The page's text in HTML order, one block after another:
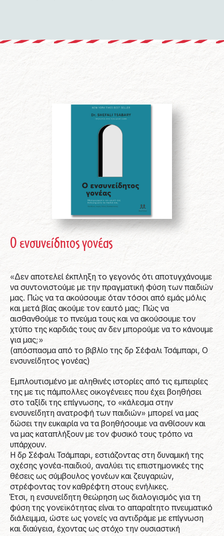
Ο ενσυνείδητος γονέας
«Δεν αποτελεί έκπληξη το γεγονός ότι αποτυγχάνουμε
να συντονιστούμε με την πραγματική φύση των παιδιών
μας. Πώς να τα ακούσουμε όταν τόσοι από εμάς μόλις
και μετά βίας ακούμε τον εαυτό μας; Πώς να
αισθανθούμε το πνεύμα τους και να ακούσουμε τον
χτύπο της καρδιάς τους αν δεν μπορούμε να το κάνουμε
για μας;»
(απόσπασμα από το βιβλίο της δρ Σέφαλι Τσάμπαρι, Ο
ενσυνείδητος γονέας)
Εμπλουτισμένο με αληθινές ιστορίες από τις εμπειρίες
της με τις πάμπολλες οικογένειες που έχει βοηθήσει
στο ταξίδι της επίγνωσης, το «κάλεσμα στην
ενσυνείδητη ανατροφή των παιδιών» μπορεί να μας
δώσει την ευκαιρία να τα βοηθήσουμε να ανθίσουν και
να μας καταπλήξουν με τον φυσικό τους τρόπο να
υπάρχουν.
Η δρ Σέφαλι Τσάμπαρι, εστιάζοντας στη δυναμική της
σχέσης γονέα-παιδιού, αναλύει τις επιστημονικές της
θέσεις ως σύμβουλος γονέων και ζευγαριών,
στρέφοντας τον καθρέφτη στους ενήλικες.
Έτσι, η ενσυνείδητη θεώρηση ως διαλογισμός για τη
φύση της γονεϊκότητας είναι το απαραίτητο πνευματικό
διάλειμμα, ώστε ως γονείς να αντιδράμε με επίγνωση
και διαύγεια, έχοντας ως στόχο την ουσιαστική